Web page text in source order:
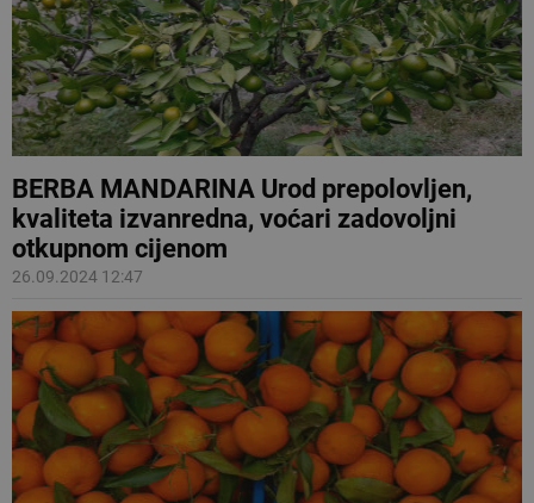
BERBA MANDARINA Urod prepolovljen,
kvaliteta izvanredna, voćari zadovoljni
otkupnom cijenom
26.09.2024 12:47